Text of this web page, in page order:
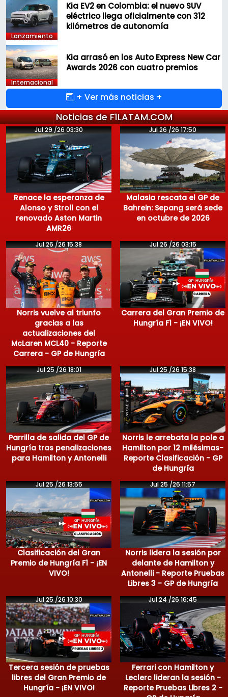
Lanzamiento
Kia EV2 en Colombia: el nuevo SUV
eléctrico llega oficialmente con 312
kilómetros de autonomía
Internacional
Kia arrasó en los Auto Express New Car
Awards 2026 con cuatro premios
+ Ver más noticias +
Noticias de F1LATAM.COM
Jul 29 /26 03:30
Renace la esperanza de
Alonso y Stroll con el
renovado Aston Martin
AMR26
Jul 26 /26 17:50
Malasia rescata el GP de
Bahrein: Sepang será sede
en octubre de 2026
Jul 26 /26 15:38
Norris vuelve al triunfo
gracias a las
actualizaciones del
McLaren MCL40 - Reporte
Carrera - GP de Hungría
Jul 26 /26 03:15
Carrera del Gran Premio de
Hungría F1 - ¡EN VIVO!
Jul 25 /26 18:01
Parrilla de salida del GP de
Hungría tras penalizaciones
para Hamilton y Antonelli
Jul 25 /26 15:38
Norris le arrebata la pole a
Hamilton por 12 milésimas-
Reporte Clasificación - GP
de Hungría
Jul 25 /26 13:55
Clasificación del Gran
Premio de Hungría F1 - ¡EN
VIVO!
Jul 25 /26 11:57
Norris lidera la sesión por
delante de Hamilton y
Antonelli - Reporte Pruebas
Libres 3 - GP de Hungría
Jul 25 /26 10:30
Tercera sesión de pruebas
libres del Gran Premio de
Hungría - ¡EN VIVO!
Jul 24 /26 16:45
Ferrari con Hamilton y
Leclerc lideran la sesión -
Reporte Pruebas Libres 2 -